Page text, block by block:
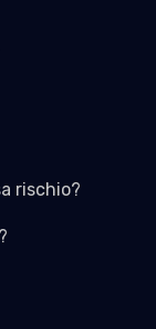
rischio?